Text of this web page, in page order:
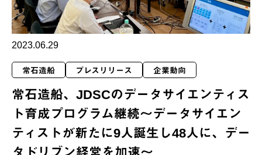
2023.06.29
常石造船 プレスリリース 企業動向
常石造船、JDSCのデータサイエンティス
ト育成プログラム継続～データサイエン
ティストが新たに9人誕生し48人に、デー